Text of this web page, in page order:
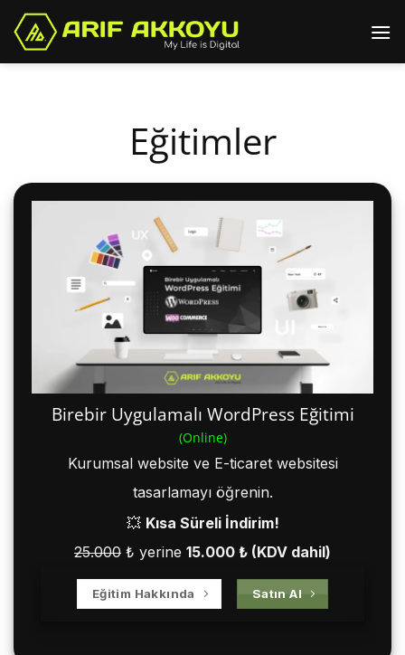
İçeriğe
atla
Eğitimler
Birebir Uygulamalı WordPress Eğitimi
(Online)
Kurumsal website ve E-ticaret websitesi
tasarlamayı öğrenin.
💥 Kısa Süreli İndirim!
25.000 ₺ yerine 15.000 ₺ (KDV dahil)
Eğitim Hakkında Satın Al